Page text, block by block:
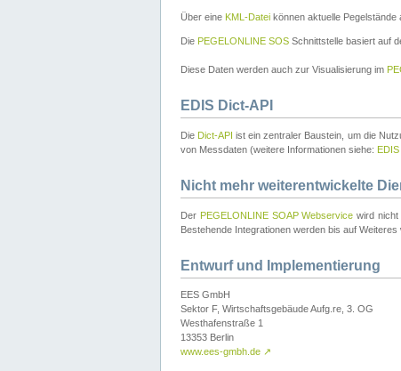
Über eine KML-Datei können aktuelle Pegelstände
Die PEGELONLINE SOS Schnittstelle basiert auf
Diese Daten werden auch zur Visualisierung im
EDIS Dict-API
Die Dict-API ist ein zentraler Baustein, um die
von Messdaten (weitere Informationen siehe: EDIS
Nicht mehr weiterentwickelte
Der PEGELONLINE SOAP Webservice wird nicht
Bestehende Integrationen werden bis auf Weiteres
Entwurf und Implementierung
EES GmbH
Sektor F, Wirtschaftsgebäude Aufg.re, 3. OG
Westhafenstraße 1
13353 Berlin
www.ees-gmbh.de ↗